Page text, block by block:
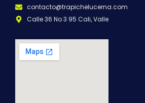
contacto@trapichelucerna.com
Calle 36 No 3 95 Cali, Valle